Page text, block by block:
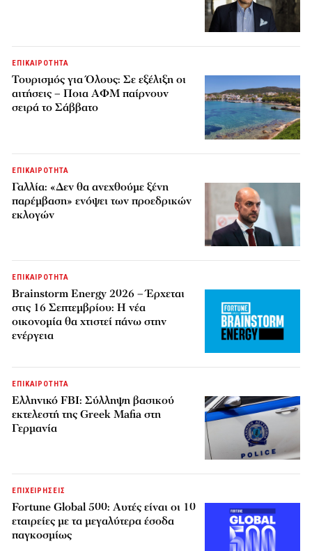
ΕΠΙΚΑΙΡΟΤΗΤΑ
Τουρισμός για Όλους: Σε εξέλιξη οι
αιτήσεις – Ποια ΑΦΜ παίρνουν
σειρά το Σάββατο
ΕΠΙΚΑΙΡΟΤΗΤΑ
Γαλλία: «Δεν θα ανεχθούμε ξένη
παρέμβαση» ενόψει των προεδρικών
εκλογών
ΕΠΙΚΑΙΡΟΤΗΤΑ
Brainstorm Energy 2026 – Έρχεται
στις 16 Σεπτεμβρίου: Η νέα
οικονομία θα χτιστεί πάνω στην
ενέργεια
ΕΠΙΚΑΙΡΟΤΗΤΑ
Ελληνικό FBI: Σύλληψη βασικού
εκτελεστή της Greek Mafia στη
Γερμανία
ΕΠΙΧΕΙΡΗΣΕΙΣ
Fortune Global 500: Αυτές είναι οι 10
εταιρείες με τα μεγαλύτερα έσοδα
παγκοσμίως